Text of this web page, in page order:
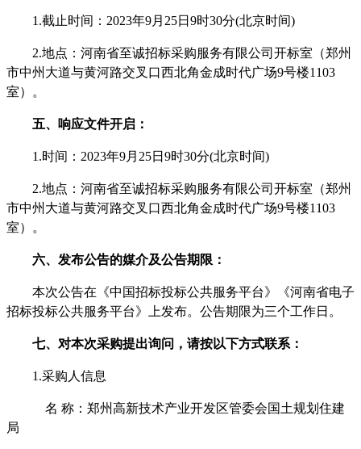
1.截止时间：2023年9月 25日 9时30分(北京时间)
2.地点：河南省至诚招标采购服务有限公司开标室（郑州
市中州大道与黄河路交叉口西北角金成时代广场9号楼1103
室）。
五、响应文件开启：
1.时间：2023年9月 25日 9时30分(北京时间)
2.地点：河南省至诚招标采购服务有限公司开标室（郑州
市中州大道与黄河路交叉口西北角金成时代广场9号楼1103
室）。
六、发布公告的媒介及公告期限：
本次公告在《中国招标投标公共服务平台》《河南省电子
招标投标公共服务平台》上发布。公告期限为三个工作日。
七、 对本次采购提出询问，请按以下方式联系：
1.采购人信息
名 称：郑州高新技术产业开发区管委会国土规划住建
局